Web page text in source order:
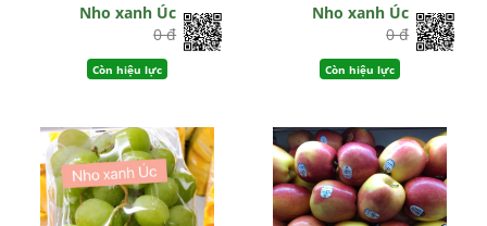
Nho xanh Úc
0 đ
Còn hiệu lực
Nho xanh Úc
0 đ
Còn hiệu lực